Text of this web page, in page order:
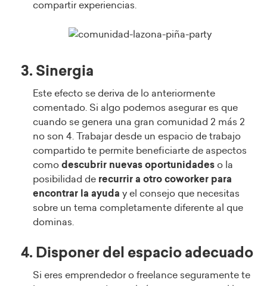
compartir experiencias.
3. Sinergia
Este efecto se deriva de lo anteriormente
comentado. Si algo podemos asegurar es que
cuando se genera una gran comunidad 2 más 2
no son 4. Trabajar desde un espacio de trabajo
compartido te permite beneficiarte de aspectos
como descubrir nuevas oportunidades o la
posibilidad de recurrir a otro coworker para
encontrar la ayuda y el consejo que necesitas
sobre un tema completamente diferente al que
dominas.
4. Disponer del espacio adecuado
Si eres emprendedor o freelance seguramente te